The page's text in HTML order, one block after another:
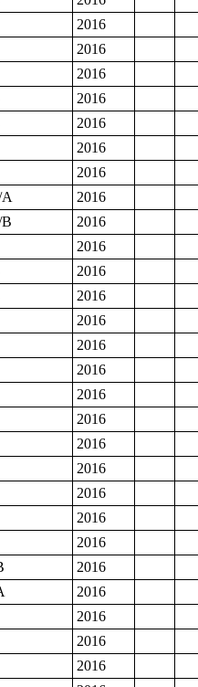
2016
2016
2016
2016
2016
2016
2016
2016
2016
2016
2016
2016
2016
2016
2016
2016
2016
2016
2016
2016
2016
2016
2016
2016
2016
2016
2016